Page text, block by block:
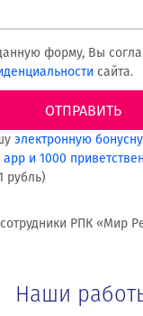
форму, Вы
сайта.
электронную
и 1000
рубль)
РПК «Мир
Наши